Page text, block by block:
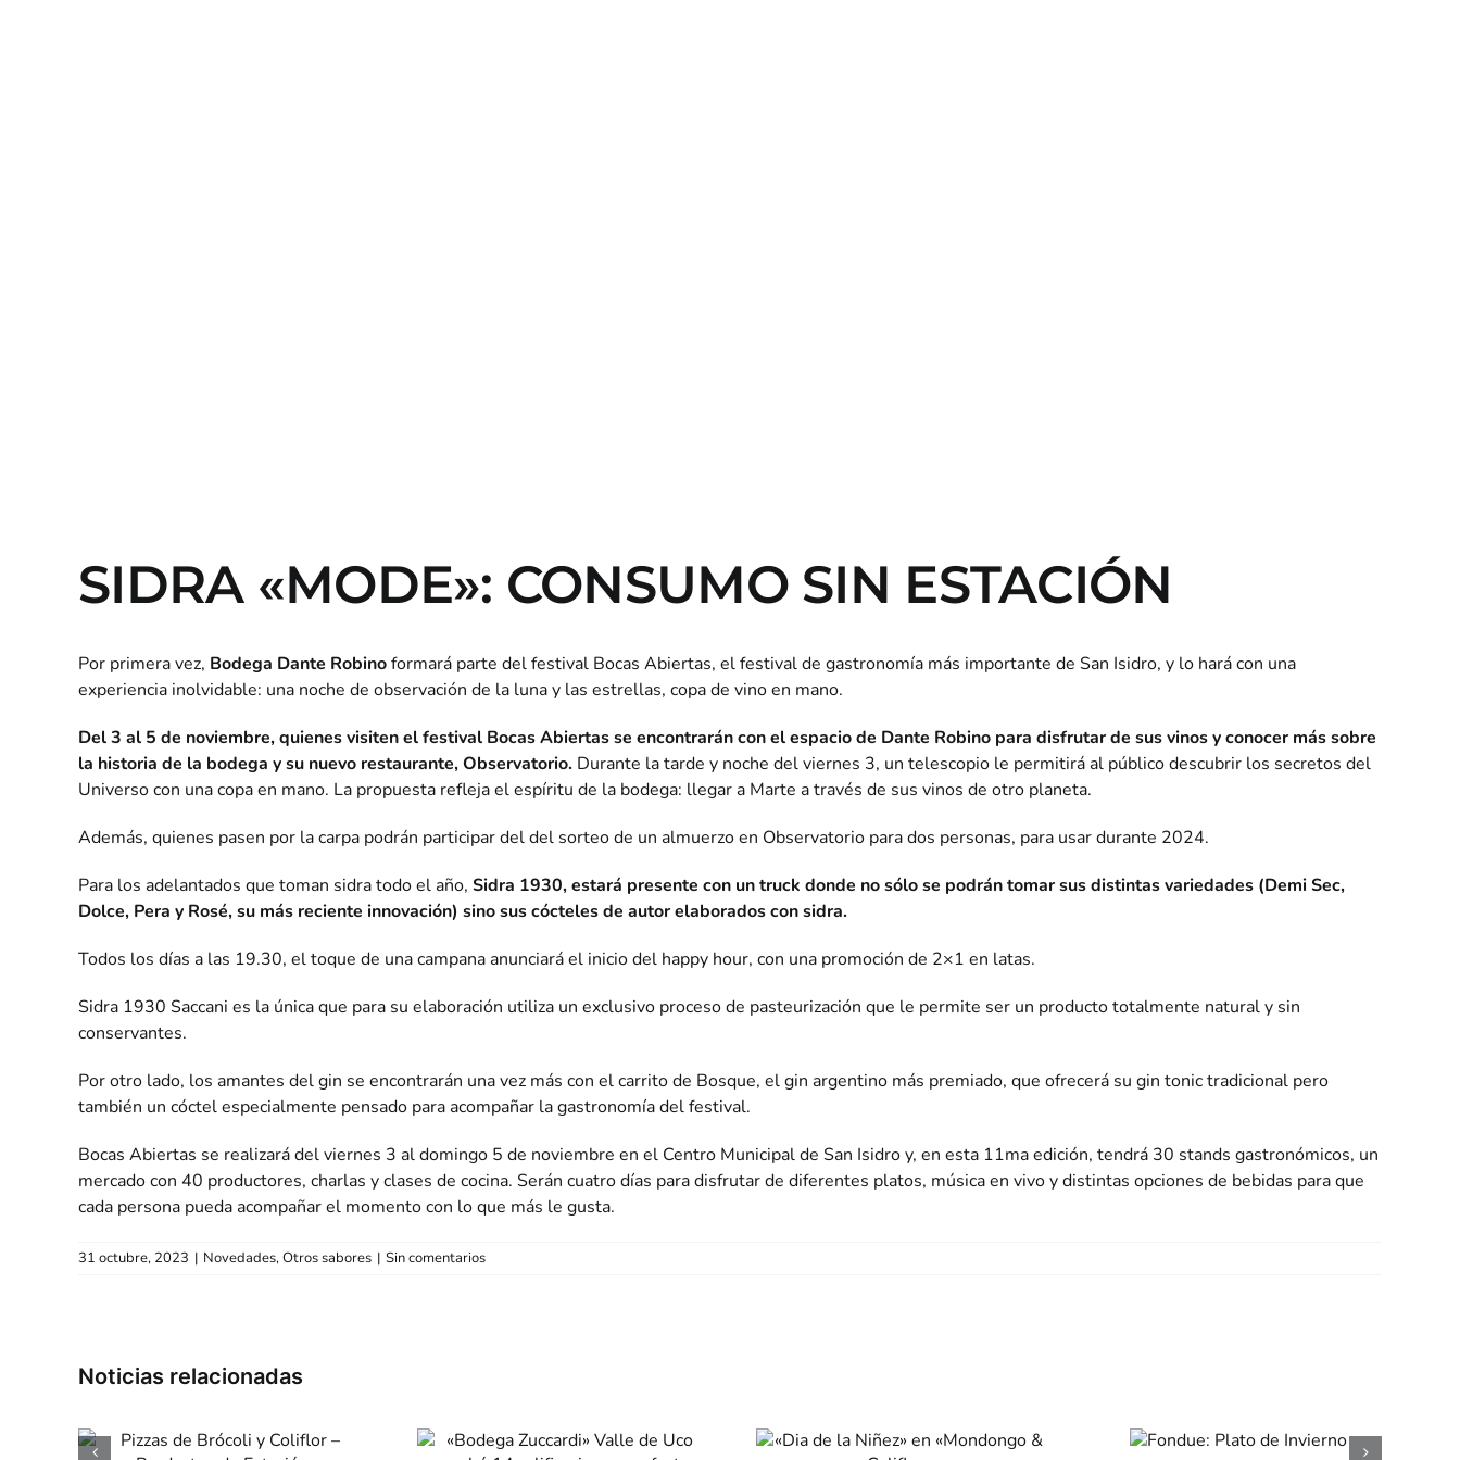
SIDRA «MODE»: CONSUMO SIN ESTACIÓN
Por primera vez, Bodega Dante Robinoformará parte del festival Bocas Abiertas, el festival de gastronomía más importante de San Isidro, y lo hará con una
experiencia inolvidable: una noche de observación de la luna y las estrellas, copa de vino en mano.
Del 3 al 5 de noviembre, quienes visiten el festival Bocas Abiertas se encontrarán con el espacio de Dante Robino para disfrutar de sus vinos y conocer más sobre
la historia de la bodega y su nuevo restaurante, Observatorio. Durante la tarde y noche del viernes 3, un telescopio le permitirá al público descubrir los secretos del
Universo con una copa en mano. La propuesta refleja el espíritu de la bodega: llegar a Marte a través de sus vinos de otro planeta.
Además, quienes pasen por la carpa podrán participar del del sorteo de un almuerzo en Observatorio para dos personas, para usar durante 2024.
Para los adelantados que toman sidra todo el año, Sidra 1930, estará presente con un truck donde no sólo se podrán tomar sus distintas variedades (Demi Sec,
Dolce, Pera y Rosé, su más reciente innovación) sino sus cócteles de autor elaborados con sidra.
Todos los días a las 19.30, el toque de una campana anunciará el inicio del happy hour, con una promoción de 2×1 en latas.
Sidra 1930 Saccani es la única que para su elaboración utiliza un exclusivo proceso de pasteurización que le permite ser un producto totalmente natural y sin
conservantes.
Por otro lado, los amantes del gin se encontrarán una vez más con el carrito de Bosque, el gin argentino más premiado, que ofrecerá su gin tonic tradicional pero
también un cóctel especialmente pensado para acompañar la gastronomía del festival.
Bocas Abiertas se realizará del viernes 3 al domingo 5 de noviembre en el Centro Municipal de San Isidro y, en esta 11ma edición, tendrá 30 stands gastronómicos, un
mercado con 40 productores, charlas y clases de cocina. Serán cuatro días para disfrutar de diferentes platos, música en vivo y distintas opciones de bebidas para que
cada persona pueda acompañar el momento con lo que más le gusta.
31 octubre, 2023 | Novedades,Otros sabores | Sin comentarios
Zuccardi» Valle
«Dia de la Niñez»
Fondue: